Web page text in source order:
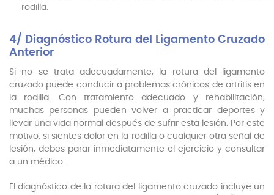
rodilla.
4/ Diagnóstico Rotura del Ligamento Cruzado
Anterior
Si no se trata adecuadamente, la rotura del ligamento
cruzado puede conducir a problemas crónicos de artritis en
la rodilla. Con tratamiento adecuado y rehabilitación,
muchas personas pueden volver a practicar deportes y
llevar una vida normal después de sufrir esta lesión. Por este
motivo, si sientes dolor en la rodilla o cualquier otra señal de
lesión, debes parar inmediatamente el ejercicio y consultar
a un médico.
El diagnóstico de la rotura del ligamento cruzado incluye un